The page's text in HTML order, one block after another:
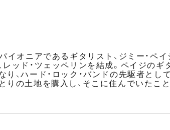
イオニアであるギタリスト、ジミー・
ッド・ツェッペリンを結成。ペイジの
、ハード・ロック・バンドの先駆者と
りの土地を購入し、そこに住んでいたこ